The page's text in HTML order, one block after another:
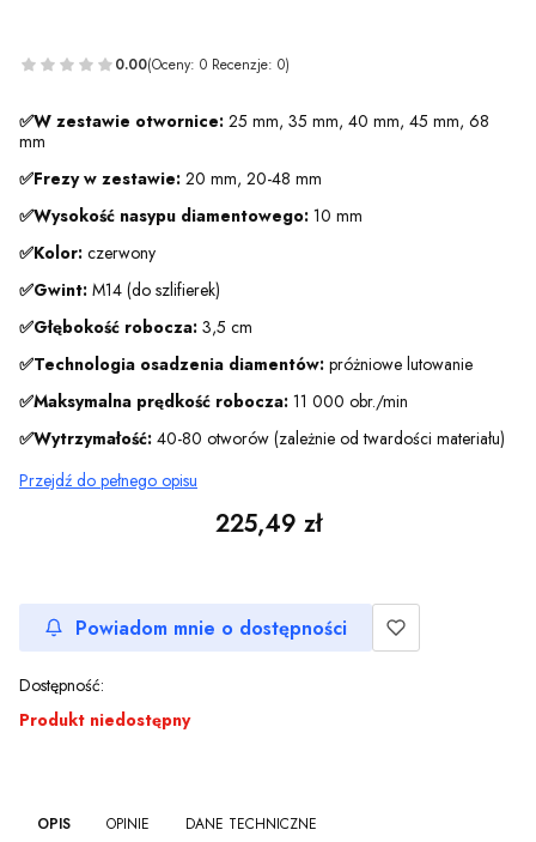
0.00(Oceny: 0 Recenzje: 0)
✅W zestawie otwornice: 25 mm, 35 mm, 40 mm, 45 mm, 68
mm
✅Frezy w zestawie: 20 mm, 20-48 mm
✅Wysokość nasypu diamentowego: 10 mm
✅Kolor: czerwony
✅Gwint: M14 (do szlifierek)
✅Głębokość robocza: 3,5 cm
✅Technologia osadzenia diamentów: próżniowe lutowanie
✅Maksymalna prędkość robocza: 11 000 obr./min
✅Wytrzymałość: 40-80 otworów (zależnie od twardości materiału)
Przejdź do pełnego opisu
Cena
225,49 zł
Powiadom mnie o dostępności
Dostępność:
Produkt niedostępny
OPIS OPINIE DANE TECHNICZNE